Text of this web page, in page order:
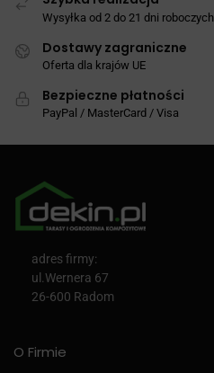
Wysyłka od 2 do 21 dni roboczych
Dostawy zagraniczne
Oferta dla krajów UE
Bezpieczne płatności
PayPal / MasterCard / Visa
adres firmy:
ul.Wernera 67
26-600 Radom
O Firmie